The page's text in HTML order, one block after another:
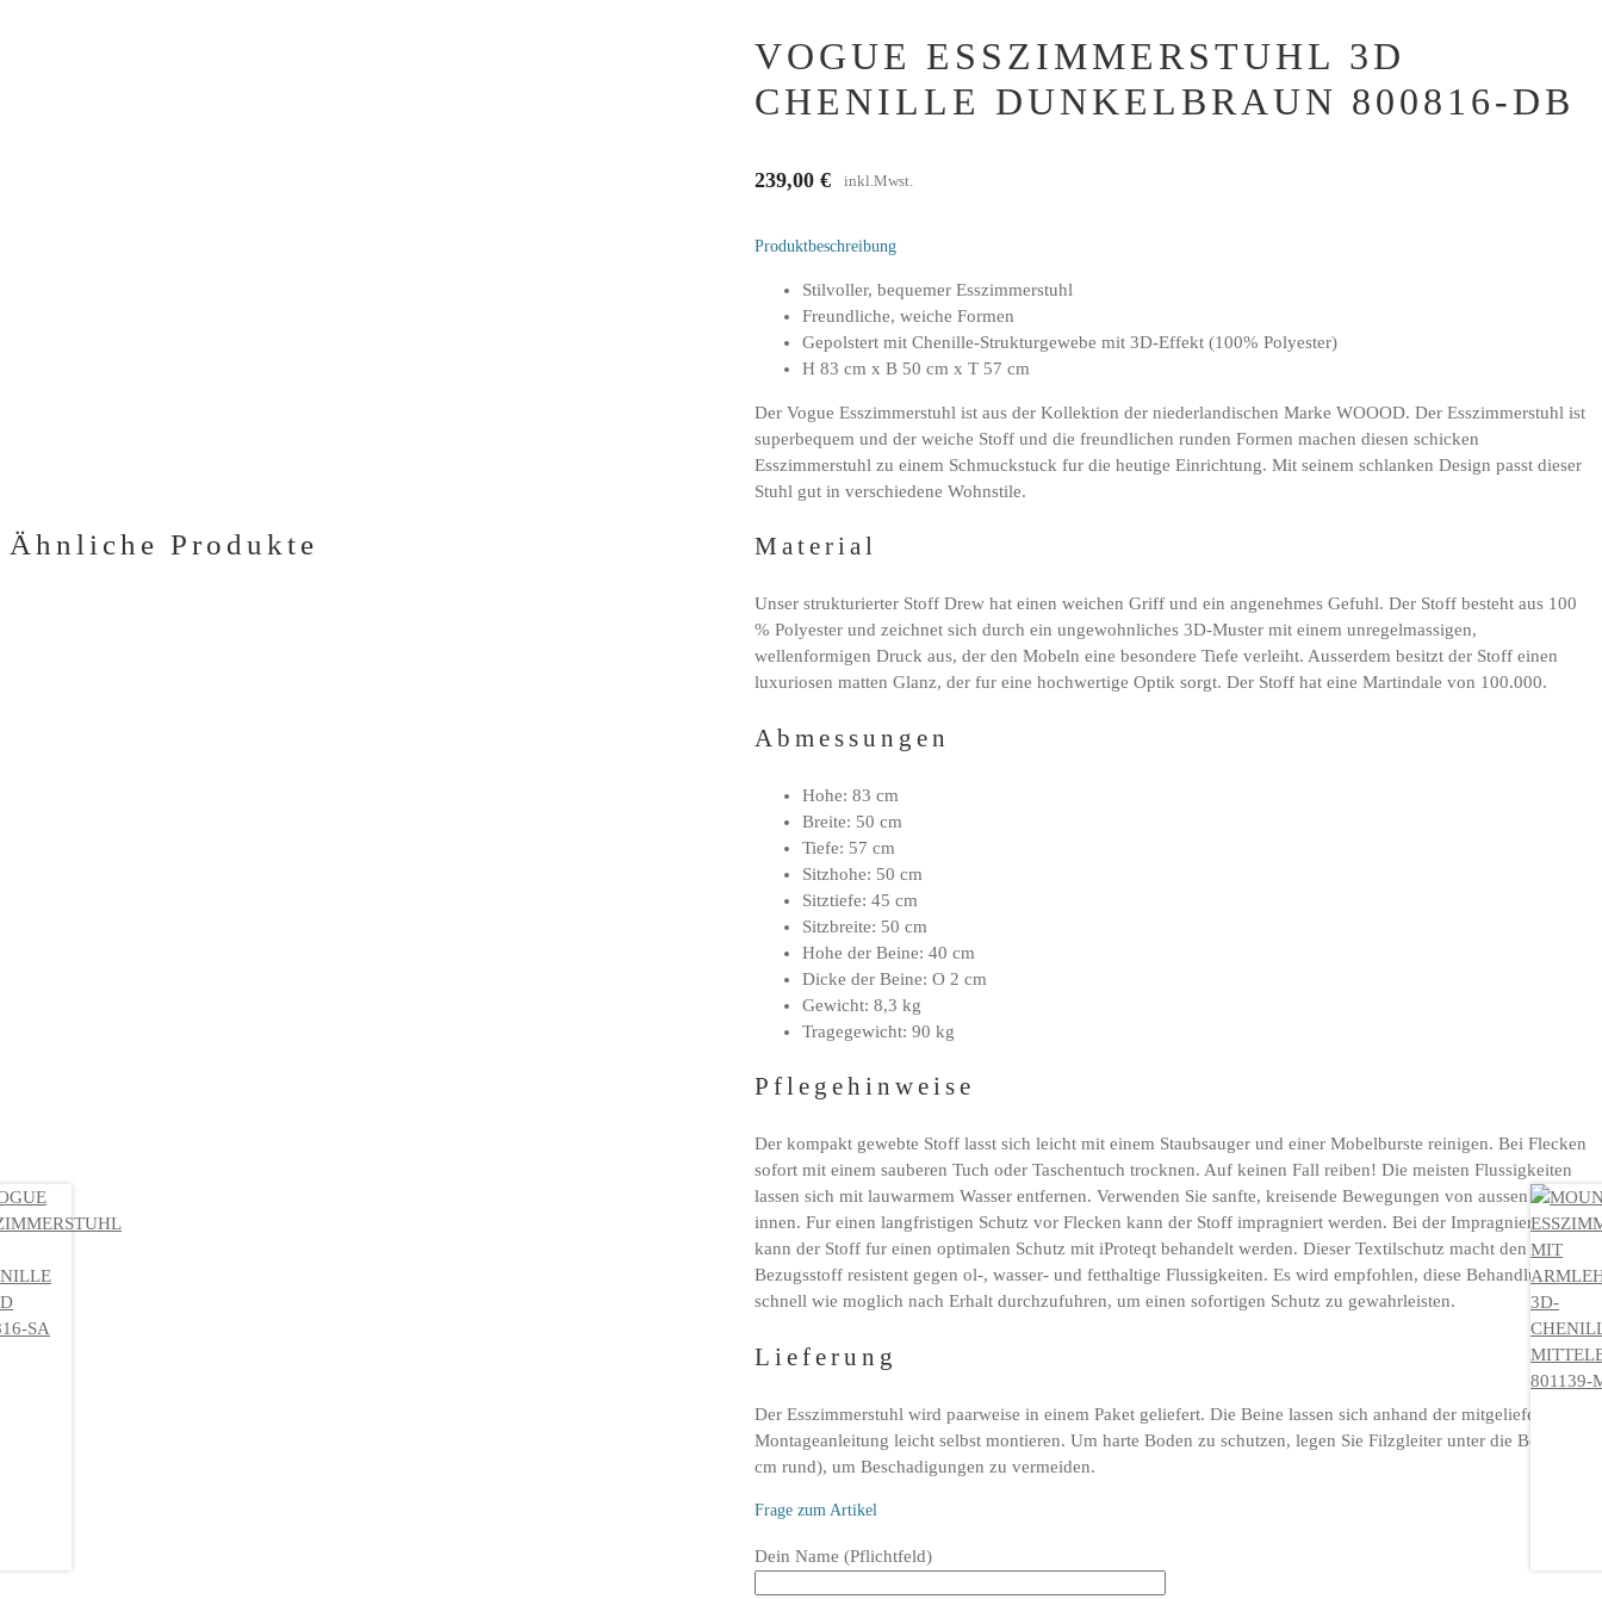
VOGUE ESSZIMMERSTUHL 3D
CHENILLE DUNKELBRAUN 800816-DB
239,00 € inkl.Mwst.
Produktbeschreibung
Stilvoller, bequemer Esszimmerstuhl
Freundliche, weiche Formen
Gepolstert mit Chenille-Strukturgewebe mit 3D-Effekt (100% Polyester)
H 83 cm x B 50 cm x T 57 cm
Der Vogue Esszimmerstuhl ist aus der Kollektion der niederlandischen Marke WOOOD. Der Esszimmerstuhl ist
superbequem und der weiche Stoff und die freundlichen runden Formen machen diesen schicken
Esszimmerstuhl zu einem Schmuckstuck fur die heutige Einrichtung. Mit seinem schlanken Design passt dieser
Stuhl gut in verschiedene Wohnstile.
Material
Unser strukturierter Stoff Drew hat einen weichen Griff und ein angenehmes Gefuhl. Der Stoff besteht aus 100
% Polyester und zeichnet sich durch ein ungewohnliches 3D-Muster mit einem unregelmassigen,
wellenformigen Druck aus, der den Mobeln eine besondere Tiefe verleiht. Ausserdem besitzt der Stoff einen
luxuriosen matten Glanz, der fur eine hochwertige Optik sorgt. Der Stoff hat eine Martindale von 100.000.
Abmessungen
Hohe: 83 cm
Breite: 50 cm
Tiefe: 57 cm
Sitzhohe: 50 cm
Sitztiefe: 45 cm
Sitzbreite: 50 cm
Hohe der Beine: 40 cm
Dicke der Beine: O 2 cm
Gewicht: 8,3 kg
Tragegewicht: 90 kg
Pflegehinweise
Der kompakt gewebte Stoff lasst sich leicht mit einem Staubsauger und einer Mobelburste reinigen. Bei Flecken
sofort mit einem sauberen Tuch oder Taschentuch trocknen. Auf keinen Fall reiben! Die meisten Flussigkeiten
lassen sich mit lauwarmem Wasser entfernen. Verwenden Sie sanfte, kreisende Bewegungen von aussen nach
innen. Fur einen langfristigen Schutz vor Flecken kann der Stoff impragniert werden. Bei der Impragnierung
kann der Stoff fur einen optimalen Schutz mit iProteqt behandelt werden. Dieser Textilschutz macht den
Bezugsstoff resistent gegen ol-, wasser- und fetthaltige Flussigkeiten. Es wird empfohlen, diese Behandlung so
schnell wie moglich nach Erhalt durchzufuhren, um einen sofortigen Schutz zu gewahrleisten.
Lieferung
Der Esszimmerstuhl wird paarweise in einem Paket geliefert. Die Beine lassen sich anhand der mitgelieferten
Montageanleitung leicht selbst montieren. Um harte Boden zu schutzen, legen Sie Filzgleiter unter die Beine (2
cm rund), um Beschadigungen zu vermeiden.
Frage zum Artikel
Bitte
Dein Name (Pflichtfeld)
Ähnliche Produkte